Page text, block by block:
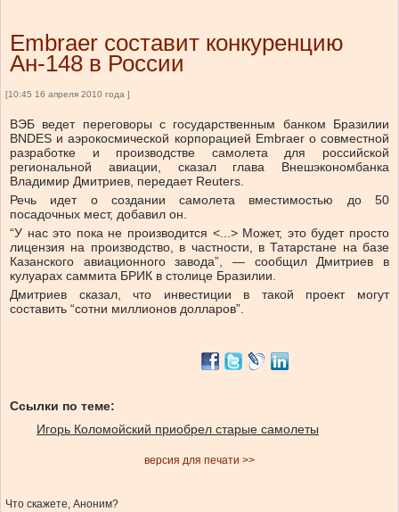
Embraer составит конкуренцию
Ан-148 в России
[10:45 16 апреля 2010 года ]
ВЭБ ведет переговоры с государственным банком Бразилии
BNDES и аэрокосмической корпорацией Embraer о совместной
разработке и производстве самолета для российской
региональной авиации, сказал глава Внешэкономбанка
Владимир Дмитриев, передает Reuters.
Речь идет о создании самолета вместимостью до 50
посадочных мест, добавил он.
“У нас это пока не производится <...> Может, это будет просто
лицензия на производство, в частности, в Татарстане на базе
Казанского авиационного завода”, — сообщил Дмитриев в
кулуарах саммита БРИК в столице Бразилии.
Дмитриев сказал, что инвестиции в такой проект могут
составить “сотни миллионов долларов”.
Ссылки по теме:
Игорь Коломойский приобрел старые самолеты
версия для печати >>
Что скажете, Аноним?